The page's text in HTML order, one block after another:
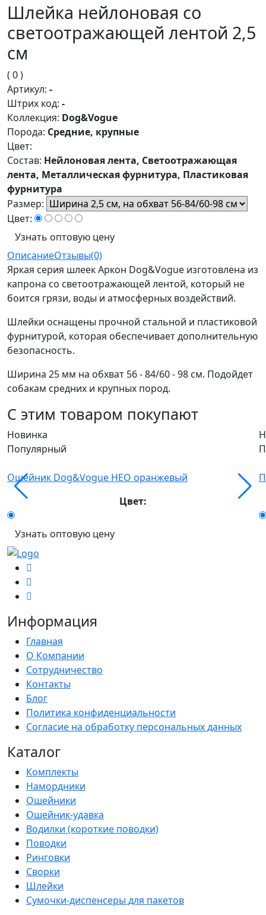
Шлейка нейлоновая со
светоотражающей лентой 2,5
см
( 0 )
Артикул: -
Штрих код: -
Коллекция: Dog&Vogue
Порода: Средние, крупные
Цвет:
Состав: Нейлоновая лента, Светоотражающая
лента, Металлическая фурнитура, Пластиковая
фурнитура
Размер:
Цвет:
Узнать оптовую цену
ОписаниеОтзывы(0)
Яркая серия шлеек Аркон Dog&Vogue изготовлена из
капрона со светоотражающей лентой, который не
боится грязи, воды и атмосферных воздействий.
Шлейки оснащены прочной стальной и пластиковой
фурнитурой, которая обеспечивает дополнительную
безопасность.
Ширина 25 мм на обхват 56 - 84/60 - 98 см. Подойдет
собакам средних и крупных пород.
С этим товаром покупают
Новинка
Популярный
Ошейник Dog&Vogue НЕО оранжевый
Цвет:
Узнать оптовую цену
Информация
Главная
О Компании
Сотрудничество
Контакты
Блог
Политика конфиденциальности
Согласие на обработку персональных данных
Каталог
Комплекты
Намордники
Ошейники
Ошейник-удавка
Водилки (короткие поводки)
Поводки
Ринговки
Сворки
Шлейки
Сумочки-диспенсеры для пакетов